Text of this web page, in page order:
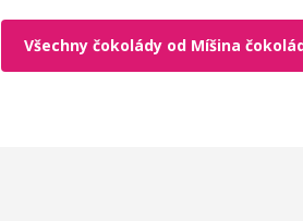
Všechny čokolády od Míšina